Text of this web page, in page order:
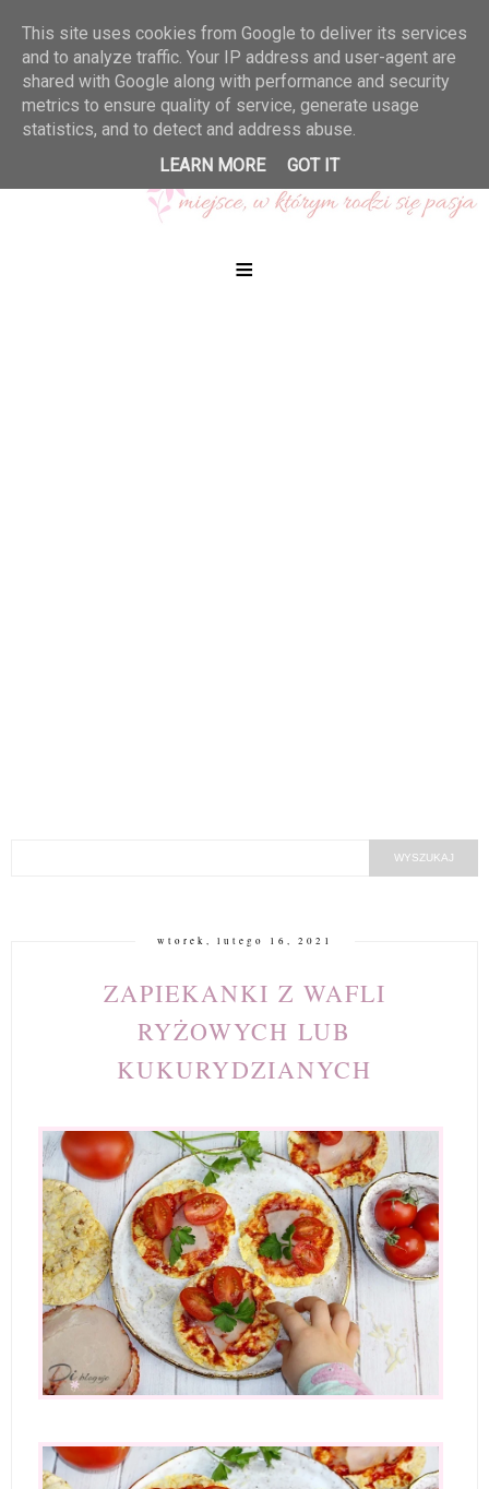
≡
wtorek, lutego 16, 2021
ZAPIEKANKI Z WAFLI
RYŻOWYCH LUB
KUKURYDZIANYCH
This site uses cookies from Google to deliver its services
and to analyze traffic. Your IP address and user-agent are
shared with Google along with performance and security
metrics to ensure quality of service, generate usage
statistics, and to detect and address abuse.
LEARN MORE
GOT IT